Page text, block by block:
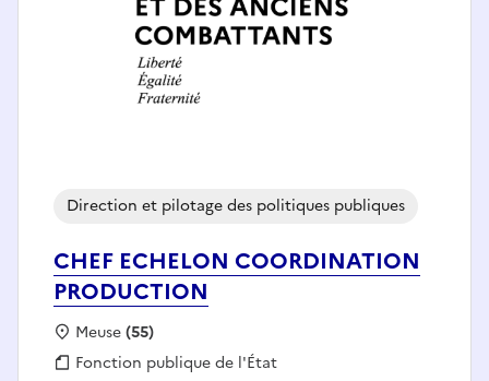
CHEF ECHELON COORDINATION
PRODUCTION
Direction et pilotage des politiques publiques
Localisation :
Meuse(55)
Fonction publique :
Fonction publique de l'État